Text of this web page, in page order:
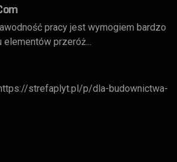
pracy jest wymogiem bardzo
elementów przeróż...
strefaplyt.pl/p/dla-budownictwa-